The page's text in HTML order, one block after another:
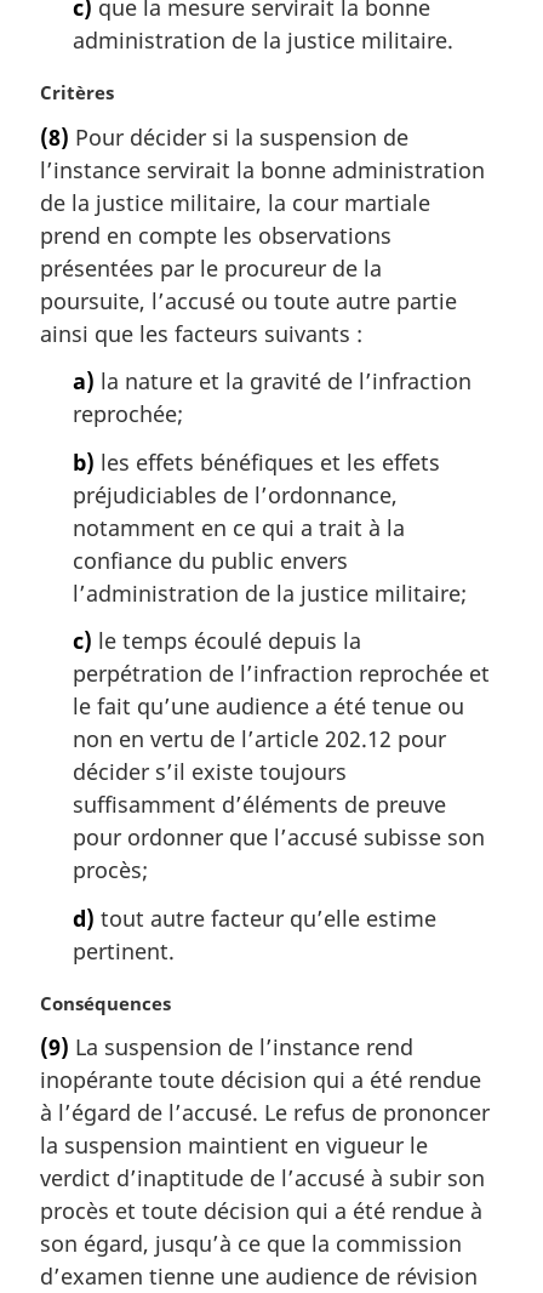
c) que la mesure servirait la bonne
administration de la justice militaire.
N
t
e
m
a
r
g
i
n
Critères
(8) Pour décider si la suspension de
l’instance servirait la bonne administration
de la justice militaire, la cour martiale
prend en compte les observations
présentées par le procureur de la
poursuite, l’accusé ou toute autre partie
ainsi que les facteurs suivants :
a) la nature et la gravité de l’infraction
reprochée;
b) les effets bénéfiques et les effets
préjudiciables de l’ordonnance,
notamment en ce qui a trait à la
confiance du public envers
l’administration de la justice militaire;
c) le temps écoulé depuis la
perpétration de l’infraction reprochée et
le fait qu’une audience a été tenue ou
non en vertu de l’article 202.12 pour
décider s’il existe toujours
suffisamment d’éléments de preuve
pour ordonner que l’accusé subisse son
procès;
d) tout autre facteur qu’elle estime
pertinent.
N
t
e
m
a
g
i
n
a
Conséquences
(9) La suspension de l’instance rend
inopérante toute décision qui a été rendue
à l’égard de l’accusé. Le refus de prononcer
la suspension maintient en vigueur le
verdict d’inaptitude de l’accusé à subir son
procès et toute décision qui a été rendue à
son égard, jusqu’à ce que la commission
d’examen tienne une audience de révision